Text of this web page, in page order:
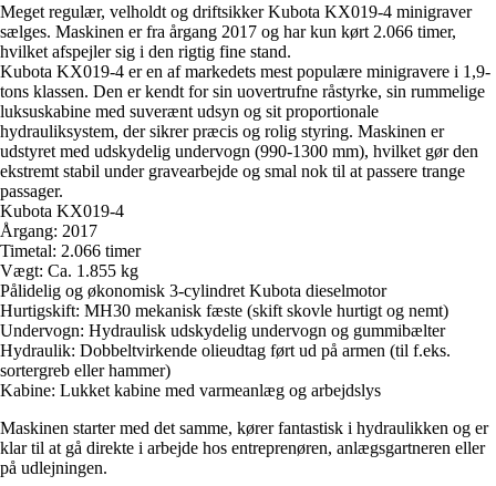
Meget regulær, velholdt og driftsikker Kubota KX019-4 minigraver
sælges. Maskinen er fra årgang 2017 og har kun kørt 2.066 timer,
hvilket afspejler sig i den rigtig fine stand.
Kubota KX019-4 er en af markedets mest populære minigravere i 1,9-
tons klassen. Den er kendt for sin uovertrufne råstyrke, sin rummelige
luksuskabine med suverænt udsyn og sit proportionale
hydrauliksystem, der sikrer præcis og rolig styring. Maskinen er
udstyret med udskydelig undervogn (990-1300 mm), hvilket gør den
ekstremt stabil under gravearbejde og smal nok til at passere trange
passager.
Kubota KX019-4
Årgang: 2017
Timetal: 2.066 timer
Vægt: Ca. 1.855 kg
Pålidelig og økonomisk 3-cylindret Kubota dieselmotor
Hurtigskift: MH30 mekanisk fæste (skift skovle hurtigt og nemt)
Undervogn: Hydraulisk udskydelig undervogn og gummibælter
Hydraulik: Dobbeltvirkende olieudtag ført ud på armen (til f.eks.
sortergreb eller hammer)
Kabine: Lukket kabine med varmeanlæg og arbejdslys
Maskinen starter med det samme, kører fantastisk i hydraulikken og er
klar til at gå direkte i arbejde hos entreprenøren, anlægsgartneren eller
på udlejningen.